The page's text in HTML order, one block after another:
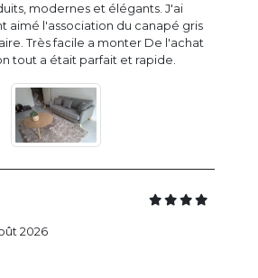
modernes et élégants. J'ai
aimé l'association du canapé gris
Très facile a monter De l'achat
tout a était parfait et rapide.
2026